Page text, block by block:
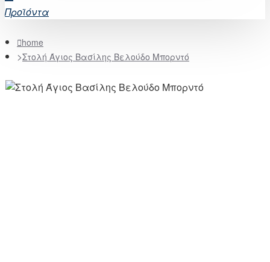
Προϊόντα
home
Στολή Άγιος Βασίλης Βελούδο Μπορντό